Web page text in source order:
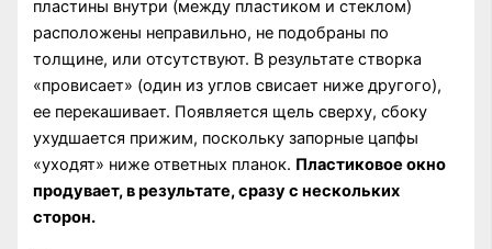
пластины внутри (между пластиком и стеклом)
расположены неправильно, не подобраны по
толщине, или отсутствуют. В результате створка
«провисает» (один из углов свисает ниже другого),
ее перекашивает. Появляется щель сверху, сбоку
ухудшается прижим, поскольку запорные цапфы
«уходят» ниже ответных планок. Пластиковое окно
продувает, в результате, сразу с нескольких
сторон.